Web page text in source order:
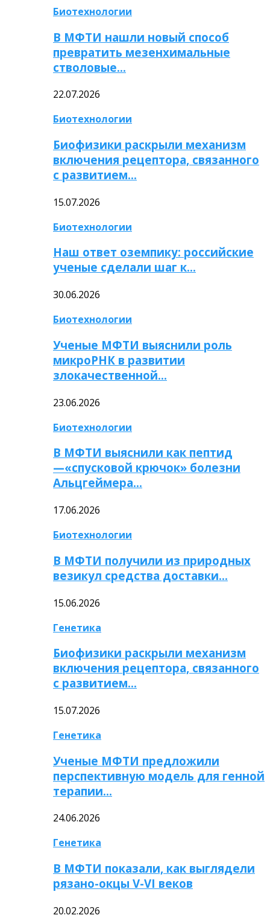
Биотехнологии
В МФТИ нашли новый способ
превратить мезенхимальные
стволовые…
22.07.2026
Биотехнологии
Биофизики раскрыли механизм
включения рецептора, связанного
с развитием…
15.07.2026
Биотехнологии
Наш ответ оземпику: российские
ученые сделали шаг к…
30.06.2026
Биотехнологии
Ученые МФТИ выяснили роль
микроРНК в развитии
злокачественной…
23.06.2026
Биотехнологии
В МФТИ выяснили как пептид
—«спусковой крючок» болезни
Альцгеймера…
17.06.2026
Биотехнологии
В МФТИ получили из природных
везикул средства доставки…
15.06.2026
Генетика
Биофизики раскрыли механизм
включения рецептора, связанного
с развитием…
15.07.2026
Генетика
Ученые МФТИ предложили
перспективную модель для генной
терапии…
24.06.2026
Генетика
В МФТИ показали, как выглядели
рязано-окцы V-VI веков
20.02.2026